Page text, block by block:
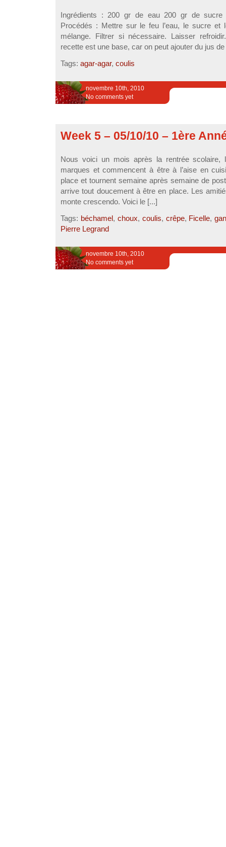
Ingrédients : 200 gr de eau 200 gr de
Procédés : Mettre sur le feu l’eau, le sucre et
mélange. Filtrer si nécessaire. Laisser
recette est une base, car on peut ajouter du jus de
Tags: agar-agar, coulis
novembre 10th, 2010
No comments yet
Week 5 – 05/10/10 – 1ère
Nous voici un mois après la rentrée scolaire,
marques et commencent à être à l’aise en
place et tournent semaine après semaine de
arrive tout doucement à être en place. Les
monte crescendo. Voici le [...]
Tags: béchamel, choux, coulis, crêpe, Ficelle,
Pierre Legrand
novembre 10th, 2010
No comments yet